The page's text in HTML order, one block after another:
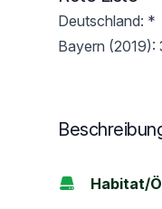
Deutschland: *
Bayern (2019):
Habitat/